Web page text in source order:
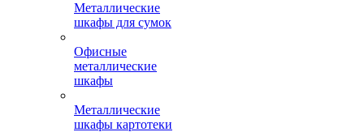
Металлические
шкафы для сумок
Офисные
металлические
шкафы
Металлические
шкафы картотеки